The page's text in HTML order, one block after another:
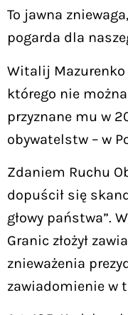
To jawna
pogarda dla
Witalij
którego nie
przyznane mu w
obywatelstw – w
Zdaniem Ruchu
dopuścił się
głowy państwa”.
Granic złożył
znieważenia
zawiadomienie w